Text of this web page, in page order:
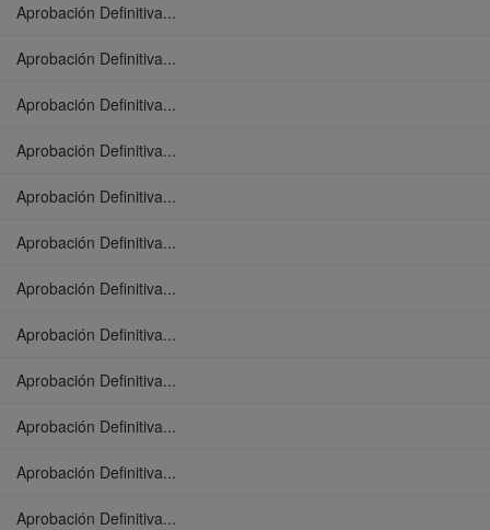
Aprobación Definitiva...
Aprobación Definitiva...
Aprobación Definitiva...
Aprobación Definitiva...
Aprobación Definitiva...
Aprobación Definitiva...
Aprobación Definitiva...
Aprobación Definitiva...
Aprobación Definitiva...
Aprobación Definitiva...
Aprobación Definitiva...
Aprobación Definitiva...